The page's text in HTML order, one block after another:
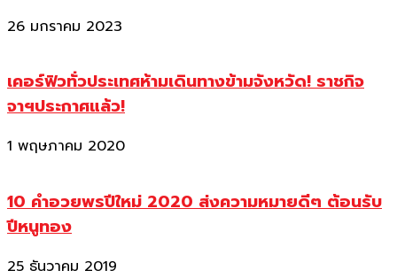
26 มกราคม 2023
เคอร์ฟิวทั่วประเทศห้ามเดินทางข้ามจังหวัด! ราชกิจ
จาฯประกาศแล้ว!
1 พฤษภาคม 2020
10 คำอวยพรปีใหม่ 2020 ส่งความหมายดีๆ ต้อนรับ
ปีหนูทอง
25 ธันวาคม 2019